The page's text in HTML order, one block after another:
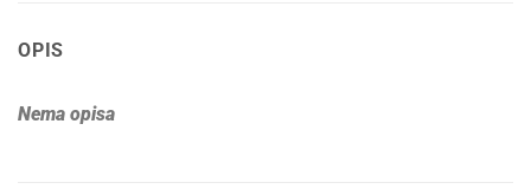
OPIS
Nema opisa